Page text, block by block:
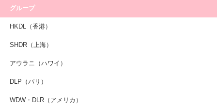
グループ
HKDL（香港）
SHDR（上海）
アウラニ（ハワイ）
DLP（パリ）
WDW・DLR（アメリカ）